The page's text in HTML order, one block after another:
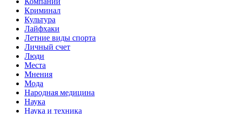
Криминал
Культура
Лайфхаки
Летние виды спорта
Личный счет
Люди
Места
Мнения
Мода
Народная медицина
Наука
Наука и техника